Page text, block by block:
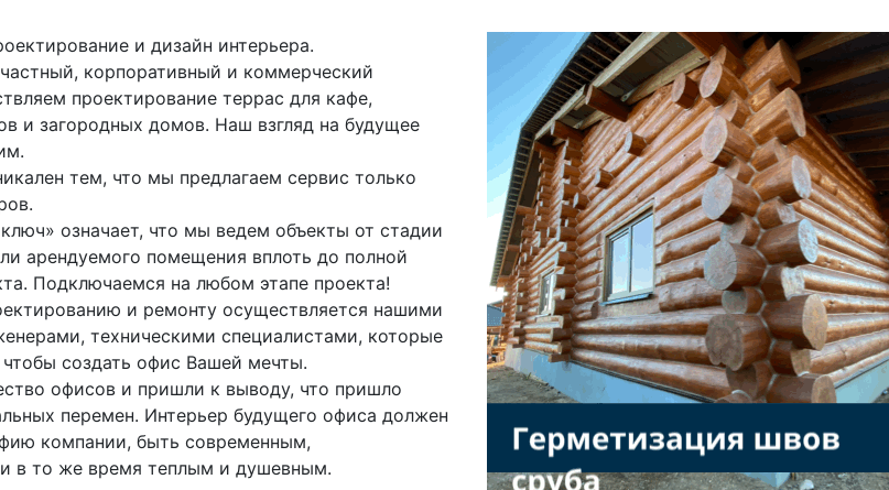
и дизайн интерьера.
корпоративный и коммерческий
проектирование террас для кафе,
и загородных домов. Наш взгляд на будущее
тем, что мы предлагаем сервис только
означает, что мы ведем объекты от стадии
арендуемого помещения вплоть до полной
Подключаемся на любом этапе проекта!
и ремонту осуществляется нашими
техническими специалистами, которые
создать офис Вашей мечты.
офисов и пришли к выводу, что пришло
перемен. Интерьер будущего офиса должен
компании, быть современным,
в то же время теплым и душевным.